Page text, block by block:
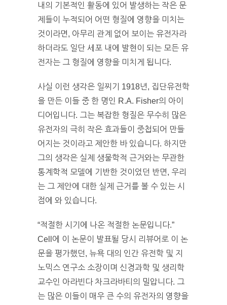
내의 기본적인 활동에 있어 발생하는 작은 문
제들이 누적되어 어떤 형질에 영향을 미치는
것이라면, 아무리 관계 없어 보이는 유전자라
하더라도 일단 세포 내에 발현이 되는 모든 유
전자는 그 형질에 영향을 미치게 됩니다.
사실 이런 생각은 일찌기 1918년, 집단유전학
을 만든 이들 중 한 명인 R.A. Fisher의 아이
디어입니다. 그는 복잡한 형질은 무수히 많은
유전자의 극히 작은 효과들이 중첩되어 만들
어지는 것이라고 제안한 바 있습니다. 하지만
그의 생각은 실제 생물학적 근거와는 무관한
통계학적 모델에 기반한 것이었던 반면, 우리
는 그 제안에 대한 실제 근거를 볼 수 있는 시
점에 와 있습니다.
“적절한 시기에 나온 적절한 논문입니다.”
Cell에 이 논문이 발표될 당시 리뷰어로 이 논
문을 평가했던, 뉴욕 대의 인간 유전학 및 지
노믹스 연구소 소장이며 신경과학 및 생리학
교수인 아라빈다 차크라바티의 밀압니다. 그
는 많은 이들이 매우 큰 수의 유전자의 영향을